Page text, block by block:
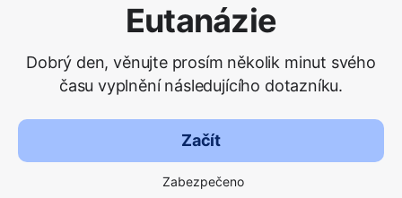
Eutanázie
Dobrý den, věnujte prosím několik minut svého
času vyplnění následujícího dotazníku.
Začít
Zabezpečeno